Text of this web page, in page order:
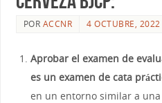
POR ACCNR 4 OCTUBRE, 2022
Aprobar el examen de
es un examen de cata
en un entorno similar a